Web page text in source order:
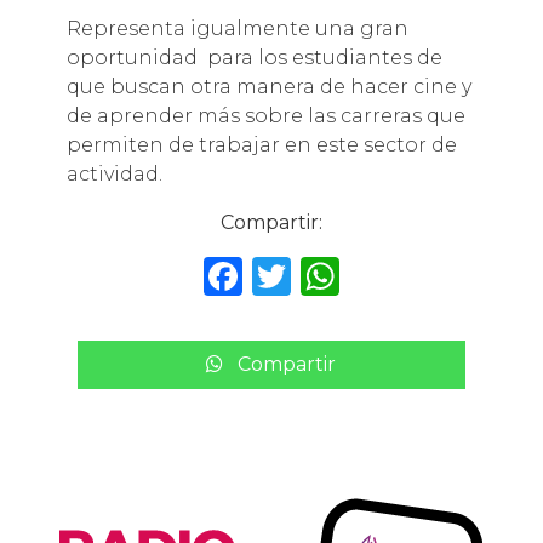
Representa igualmente una gran
oportunidad para los estudiantes de
que buscan otra manera de hacer cine y
de aprender más sobre las carreras que
permiten de trabajar en este sector de
actividad.
Compartir:
F
c
e
T
it
te
W
a
ts
p
Compartir